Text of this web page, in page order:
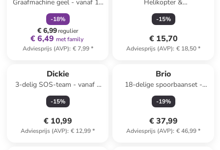
Graafmachine geel - vanaf 10
maanden
-18%
€ 6,99regulier
€ 6,49 met family
Adviesprijs (AVP): € 7,99*
Helikopter &
brandweerwagens - vanaf 3
jaar
-15%
€ 15,70
Adviesprijs (AVP): € 18,50*
Dickie
3-delig SOS-team - vanaf 3
jaar
-15%
€ 10,99
Adviesprijs (AVP): € 12,99*
Brio
18-delige spoorbaanset -
vanaf 18 maanden
-19%
€ 37,99
Adviesprijs (AVP): € 46,99*